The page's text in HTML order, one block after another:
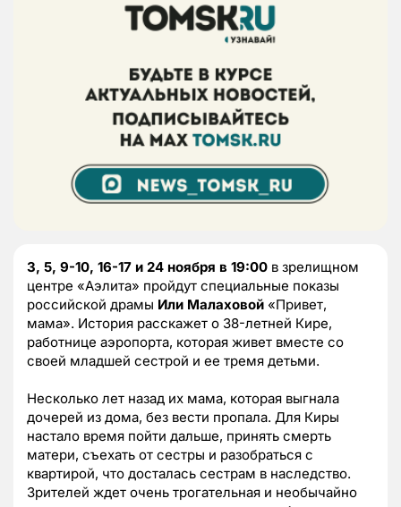
3, 5, 9-10, 16-17 и 24 ноября в 19:00 в зрелищном
центре «Аэлита» пройдут специальные показы
российской драмы Или Малаховой «Привет,
мама». История расскажет о 38-летней Кире,
работнице аэропорта, которая живет вместе со
своей младшей сестрой и ее тремя детьми.
Несколько лет назад их мама, которая выгнала
дочерей из дома, без вести пропала. Для Киры
настало время пойти дальше, принять смерть
матери, съехать от сестры и разобраться с
квартирой, что досталась сестрам в наследство.
Зрителей ждет очень трогательная и необычайно